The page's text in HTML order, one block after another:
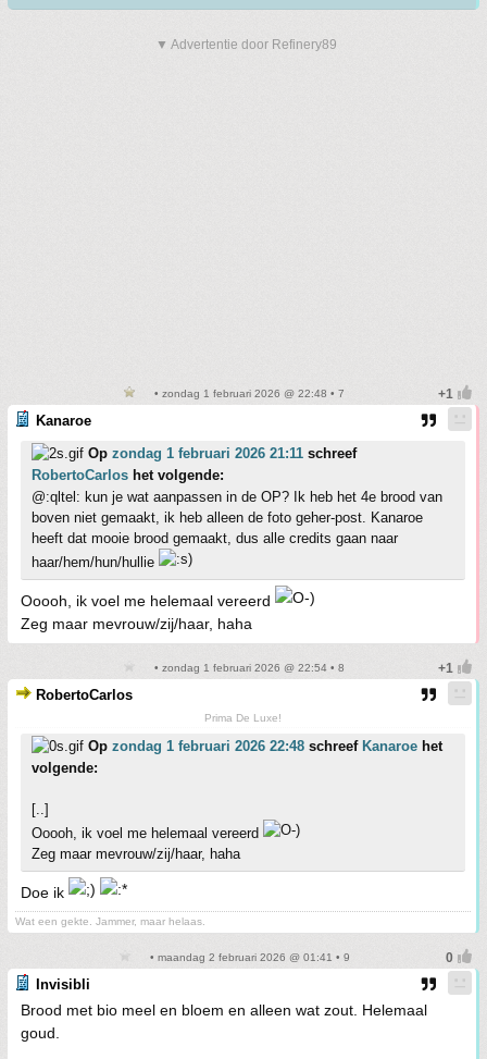
▼ Advertentie door Refinery89
• zondag 1 februari 2026 @ 22:48 • 7
Kanaroe
Op zondag 1 februari 2026 21:11 schreef
RobertoCarlos het volgende:
@:qltel: kun je wat aanpassen in de OP? Ik heb het 4e brood van
boven niet gemaakt, ik heb alleen de foto geher-post. Kanaroe
heeft dat mooie brood gemaakt, dus alle credits gaan naar
haar/hem/hun/hullie
Ooooh, ik voel me helemaal vereerd
Zeg maar mevrouw/zij/haar, haha
• zondag 1 februari 2026 @ 22:54 • 8
RobertoCarlos
Prima De Luxe!
Op zondag 1 februari 2026 22:48 schreef Kanaroe het
volgende:
[..]
Ooooh, ik voel me helemaal vereerd
Zeg maar mevrouw/zij/haar, haha
Doe ik
Wat een gekte. Jammer, maar helaas.
• maandag 2 februari 2026 @ 01:41 • 9
Invisibli
Brood met bio meel en bloem en alleen wat zout. Helemaal
goud.